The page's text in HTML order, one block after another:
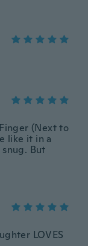
(Next to
like it in a
But
LOVES